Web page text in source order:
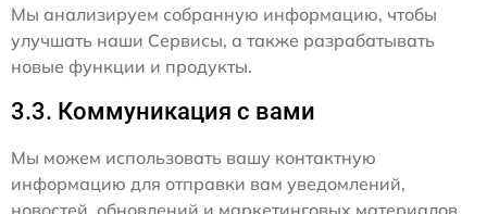
Мы анализируем собранную информацию, чтобы
улучшать наши Сервисы, а также разрабатывать
новые функции и продукты.
3.3. Коммуникация с вами
Мы можем использовать вашу контактную
информацию для отправки вам уведомлений,